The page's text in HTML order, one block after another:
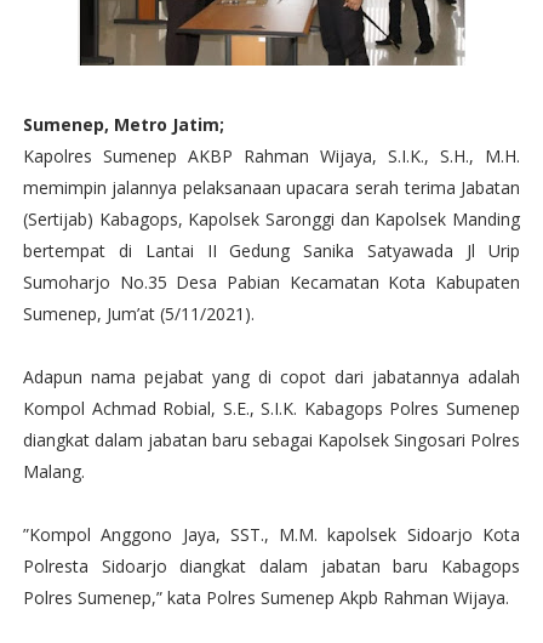
Sumenep, Metro Jatim;
Kapolres Sumenep AKBP Rahman Wijaya, S.I.K., S.H., M.H.
memimpin jalannya pelaksanaan upacara serah terima Jabatan
(Sertijab) Kabagops, Kapolsek Saronggi dan Kapolsek Manding
bertempat di Lantai II Gedung Sanika Satyawada Jl Urip
Sumoharjo No.35 Desa Pabian Kecamatan Kota Kabupaten
Sumenep, Jum’at (5/11/2021).
Adapun nama pejabat yang di copot dari jabatannya adalah
Kompol Achmad Robial, S.E., S.I.K. Kabagops Polres Sumenep
diangkat dalam jabatan baru sebagai Kapolsek Singosari Polres
Malang.
”Kompol Anggono Jaya, SST., M.M. kapolsek Sidoarjo Kota
Polresta Sidoarjo diangkat dalam jabatan baru Kabagops
Polres Sumenep,” kata Polres Sumenep Akpb Rahman Wijaya.